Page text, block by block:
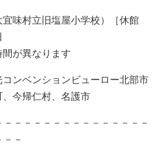
味村立旧塩屋小学校）［休館
が異なります
ンベンションビューロー北部市
今帰仁村、名護市
－－－－－－－－－－－－－－
－－